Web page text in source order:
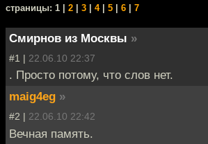
cтраницы: 1 | 2 3 4| 5 6 7
Смирнов из Москвы »
#1 | 22.06.10 22:37
. Просто потому, что слов нет.
maig4eg »
#2 | 22.06.10 22:42
Вечная память.